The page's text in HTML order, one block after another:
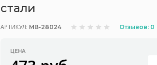
стали
АРТИКУЛ: MB-28024 Отзывов: 0
ЦЕНА